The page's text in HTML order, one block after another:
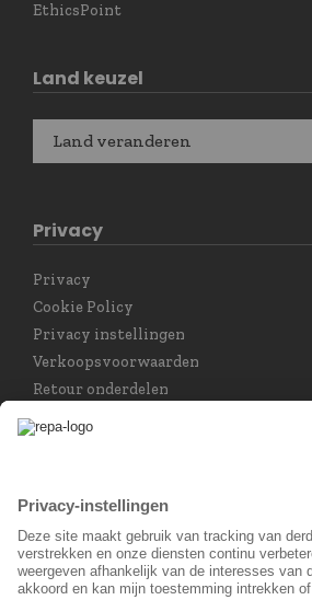
EthicsPoint
Land keuzel
Land veranderen
Privacy
Privacy
Cookie Policy
Privacy instellingen
Verkoopsvoorwaarden
Retour onderdelen
Nederlands